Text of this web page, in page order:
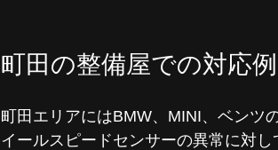
町田の整備屋での対応
町田エリアにはBMW、MINI、ベンツ
イールスピードセンサーの異常に対